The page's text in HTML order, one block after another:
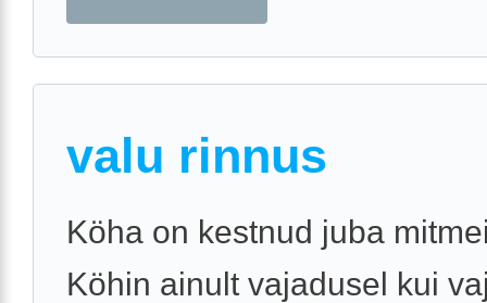
valu rinnus
Köha on kestnud juba
Köhin ainult vajadusel kui